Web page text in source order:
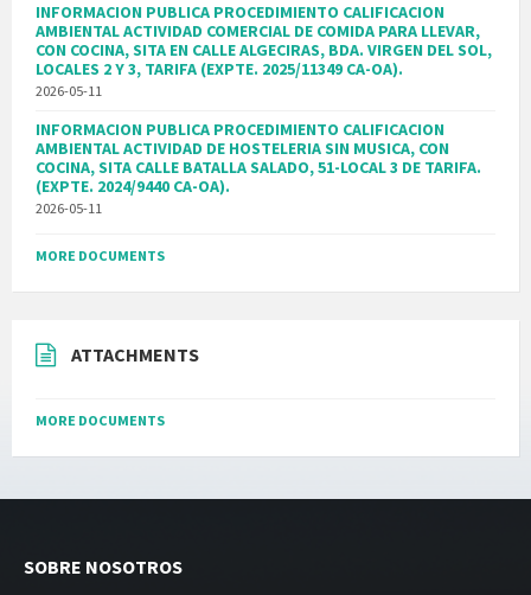
INFORMACION PUBLICA PROCEDIMIENTO CALIFICACION
AMBIENTAL ACTIVIDAD COMERCIAL DE COMIDA PARA LLEVAR,
CON COCINA, SITA EN CALLE ALGECIRAS, BDA. VIRGEN DEL SOL,
LOCALES 2 Y 3, TARIFA (EXPTE. 2025/11349 CA-OA).
2026-05-11
INFORMACION PUBLICA PROCEDIMIENTO CALIFICACION
AMBIENTAL ACTIVIDAD DE HOSTELERIA SIN MUSICA, CON
COCINA, SITA CALLE BATALLA SALADO, 51-LOCAL 3 DE TARIFA.
(EXPTE. 2024/9440 CA-OA).
2026-05-11
MORE DOCUMENTS
ATTACHMENTS
MORE DOCUMENTS
SOBRE NOSOTROS